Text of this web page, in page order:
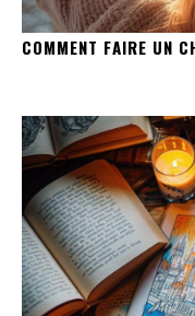
COMMENT FAIRE UN